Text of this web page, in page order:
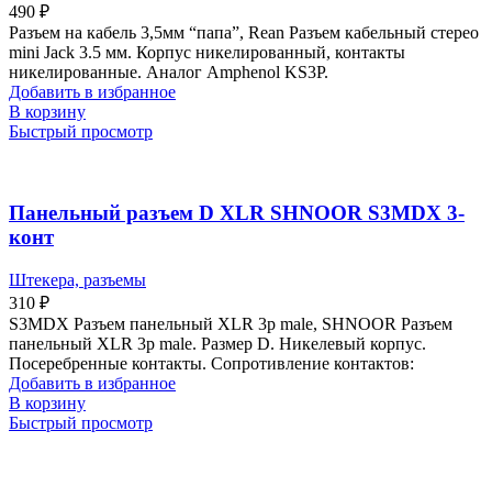
490 ₽
Разъем на кабель 3,5мм “папа”, Rean Разъем кабельный стерео
mini Jack 3.5 мм. Корпус никелированный, контакты
никелированные. Аналог Amphenol KS3P.
Добавить в избранное
В корзину
Быстрый просмотр
Панельный разъем D XLR SHNOOR S3MDX 3-
конт
Штекера, разъемы
310 ₽
S3MDX Разъем панельный XLR 3p male, SHNOOR Разъем
панельный XLR 3p male. Размер D. Никелевый корпус.
Посеребренные контакты. Сопротивление контактов:
Добавить в избранное
В корзину
Быстрый просмотр